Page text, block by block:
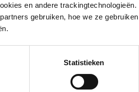
en andere
gebruiken, hoe we ze
Statistieken
hun volledige bezoek of sessie
op specifieke interacties.
zodat deze niet te achterhalen zijn.
4 worden niet langer bewaard
Google Analytics 4 uit te schakelen.
gebruikt om de mogelijkheden
van gebruikers over verschillende